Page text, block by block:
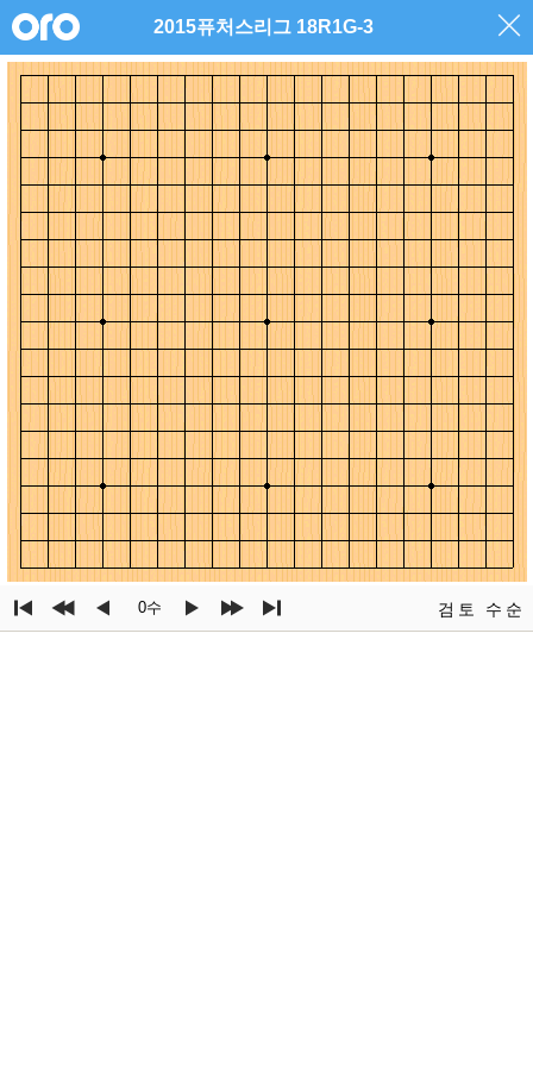
2015퓨처스리그 18R1G-3
0수 검토 수순